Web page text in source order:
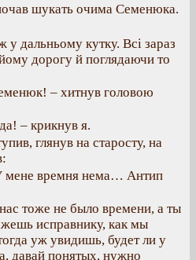
шукать очима Семенюка.
дальньому кутку. Всі зараз
дорогу й поглядаючи то
– хитнув головою
– крикнув я.
глянув на старосту, на
мене времня нема… Антип
тоже не было времени, а ты
исправнику, как мы
уж увидишь, будет ли у
давай понятых, нужно